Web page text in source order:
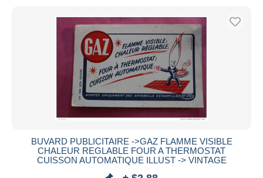
BUVARD PUBLICITAIRE ->GAZ FLAMME VISIBLE
CHALEUR REGLABLE FOUR A THERMOSTAT
CUISSON AUTOMATIQUE ILLUST -> VINTAGE